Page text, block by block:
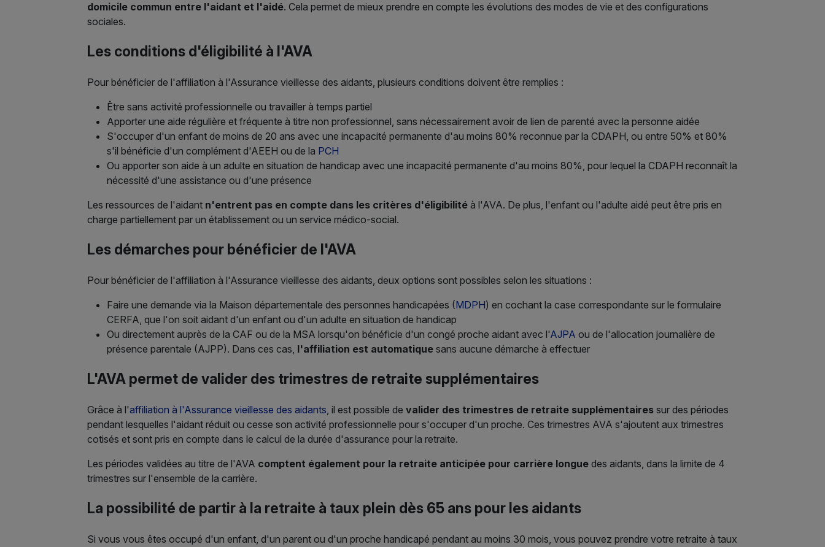
domicile commun entre l'aidant et l'aidé. Cela permet de mieux prendre en compte les évolutions des modes de vie et des configurations
sociales.
Les conditions d'éligibilité à l'AVA
Pour bénéficier de l'affiliation à l'Assurance vieillesse des aidants, plusieurs conditions doivent être remplies :
Être sans activité professionnelle ou travailler à temps partiel
Apporter une aide régulière et fréquente à titre non professionnel, sans nécessairement avoir de lien de parenté avec la personne aidée
S'occuper d'un enfant de moins de 20 ans avec une incapacité permanente d'au moins 80% reconnue par la CDAPH, ou entre 50% et 80%
s'il bénéficie d'un complément d'AEEH ou de la PCH
Ou apporter son aide à un adulte en situation de handicap avec une incapacité permanente d'au moins 80%, pour lequel la CDAPH reconnaît la
nécessité d'une assistance ou d'une présence
Les ressources de l'aidant n'entrent pas en compte dans les critères d'éligibilité à l'AVA. De plus, l'enfant ou l'adulte aidé peut être pris en
charge partiellement par un établissement ou un service médico-social.
Les démarches pour bénéficier de l'AVA
Pour bénéficier de l'affiliation à l'Assurance vieillesse des aidants, deux options sont possibles selon les situations :
Faire une demande via la Maison départementale des personnes handicapées (MDPH) en cochant la case correspondante sur le formulaire
CERFA, que l'on soit aidant d'un enfant ou d'un adulte en situation de handicap
Ou directement auprès de la CAF ou de la MSA lorsqu'on bénéficie d'un congé proche aidant avec l'AJPA ou de l'allocation journalière de
présence parentale (AJPP). Dans ces cas, l'affiliation est automatique sans aucune démarche à effectuer
L'AVA permet de valider des trimestres de retraite supplémentaires
Grâce à l'affiliation à l'Assurance vieillesse des aidants, il est possible de valider des trimestres de retraite supplémentaires sur des périodes
pendant lesquelles l'aidant réduit ou cesse son activité professionnelle pour s'occuper d'un proche. Ces trimestres AVA s'ajoutent aux trimestres
cotisés et sont pris en compte dans le calcul de la durée d'assurance pour la retraite.
Les périodes validées au titre de l'AVA comptent également pour la retraite anticipée pour carrière longue des aidants, dans la limite de 4
trimestres sur l'ensemble de la carrière.
La possibilité de partir à la retraite à taux plein dès 65 ans pour les aidants
Si vous vous êtes occupé d'un enfant, d'un parent ou d'un proche handicapé pendant au moins 30 mois, vous pouvez prendre votre retraite à taux